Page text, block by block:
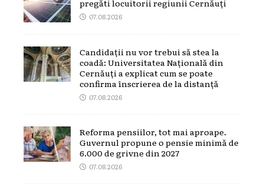
pregăti locuitorii regiunii Cernăuți
07.08.2026
Candidații nu vor trebui să stea la
coadă: Universitatea Națională din
Cernăuți a explicat cum se poate
confirma înscrierea de la distanță
07.08.2026
Reforma pensiilor, tot mai aproape.
Guvernul propune o pensie minimă de
6.000 de grivne din 2027
07.08.2026